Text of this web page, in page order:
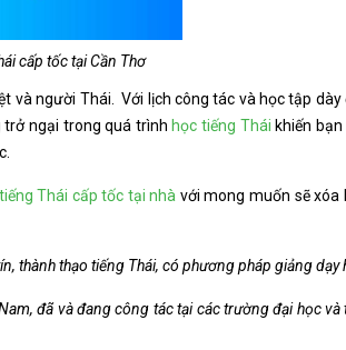
cấp tốc tại Cần Thơ
và người Thái. Với lịch công tác và học tập
ngại trong quá trình học tiếng Thái khiến
Thái cấp tốc tại nhà với mong muốn sẽ
thành thạo tiếng Thái, có phương pháp giảng dạy
đã và đang công tác tại các trường đại học